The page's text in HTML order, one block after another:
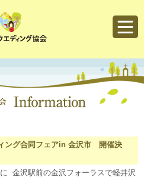
軽井沢ウエディング協会
ング合同フェアin 金沢市 開催決
沢駅前の金沢フォーラスで軽井沢